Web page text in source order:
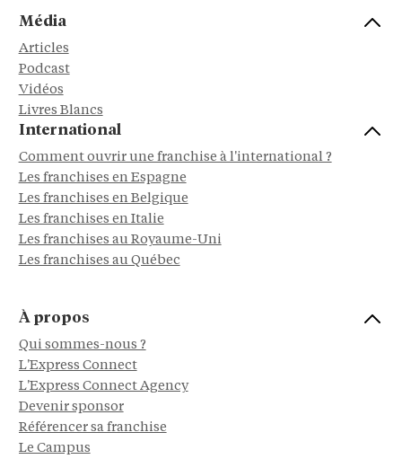
Média
Articles
Podcast
Vidéos
Livres Blancs
International
Comment ouvrir une franchise à l'international ?
Les franchises en Espagne
Les franchises en Belgique
Les franchises en Italie
Les franchises au Royaume-Uni
Les franchises au Québec
À propos
Qui sommes-nous ?
L'Express Connect
L'Express Connect Agency
Devenir sponsor
Référencer sa franchise
Le Campus